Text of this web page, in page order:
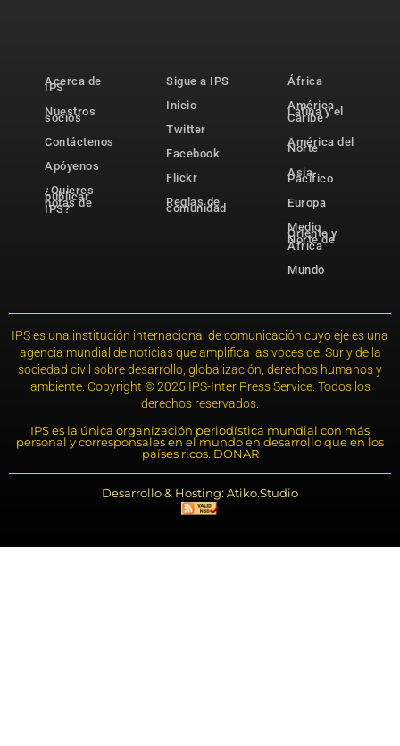
Acerca de
IPS
Nuestros
socios
Contáctenos
Apóyenos
¿Quieres
publicar
notas de
IPS?
Sigue a IPS
Inicio
Twitter
Facebook
Flickr
Reglas de
comunidad
África
América
Latina y el
Caribe
América del
Norte
Asia-
Pacífico
Europa
Medio
Oriente y
Norte de
África
Mundo
IPS es una institución internacional de comunicación cuyo eje es una
agencia mundial de noticias que amplifica las voces del Sur y de la
sociedad civil sobre desarrollo, globalización, derechos humanos y
ambiente. Copyright © 2025 IPS-Inter Press Service. Todos los
derechos reservados.
IPS es la única organización periodística mundial con más
personal y corresponsales en el mundo en desarrollo que en los
países ricos. DONAR
Desarrollo & Hosting: Atiko.Studio